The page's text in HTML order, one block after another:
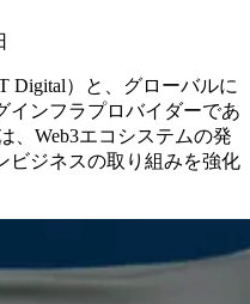
Digital）と、グローバルに
インフラプロバイダーであ
、Web3エコシステムの発
ビジネスの取り組みを強化